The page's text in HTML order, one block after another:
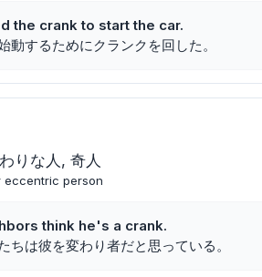
the crank to start the car.
動するためにクランクを回した。
りな人 奇人
eccentric person
think he's a crank.
ちは彼を変わり者だと思っている。